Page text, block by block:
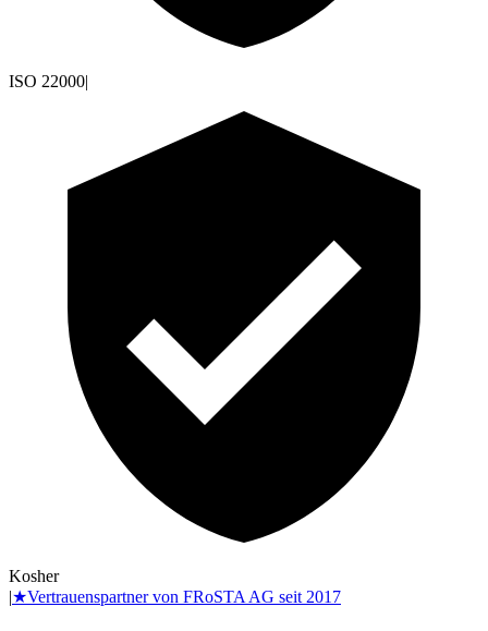
ISO 22000|
Kosher
|★Vertrauenspartner von FRoSTA AG seit 2017